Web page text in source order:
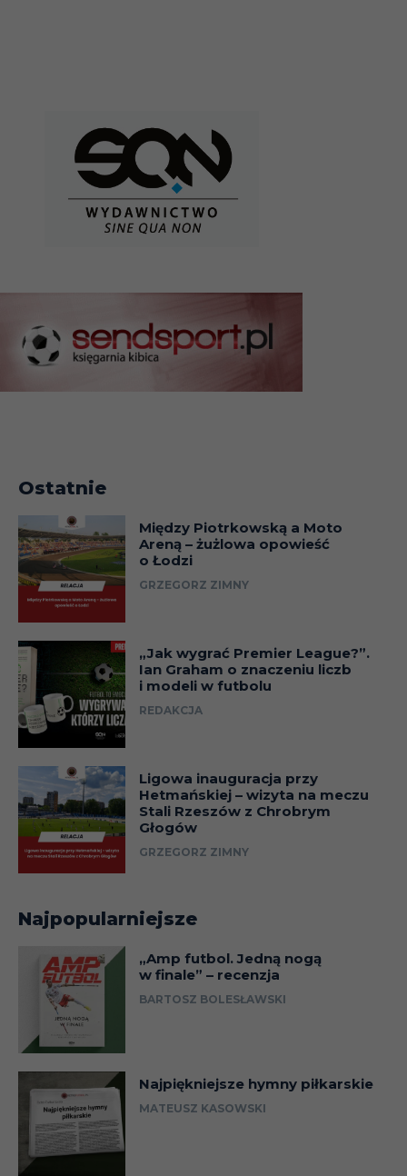
Ostatnie
Między Piotrkowską a Moto
Areną – żużlowa opowieść
o Łodzi
GRZEGORZ ZIMNY
„Jak wygrać Premier League?”.
Ian Graham o znaczeniu liczb
i modeli w futbolu
REDAKCJA
Ligowa inauguracja przy
Hetmańskiej – wizyta na meczu
Stali Rzeszów z Chrobrym
Głogów
GRZEGORZ ZIMNY
Najpopularniejsze
„Amp futbol. Jedną nogą
w finale” – recenzja
BARTOSZ BOLESŁAWSKI
Najpiękniejsze hymny piłkarskie
MATEUSZ KASOWSKI